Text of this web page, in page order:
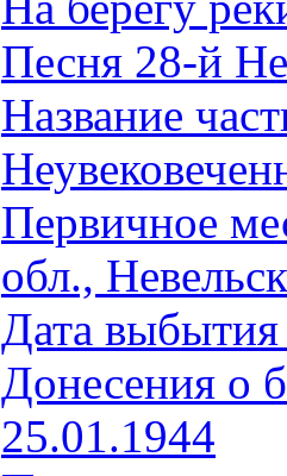
Песня 28-й
Название
Первичное
обл.,
Дата
Донесения о
25.01.1944